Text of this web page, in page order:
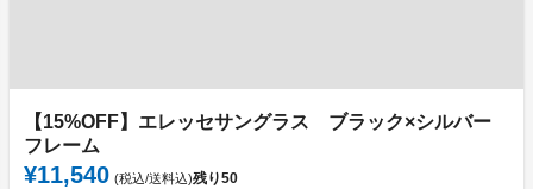
【15%OFF】エレッセサングラス ブラック×シルバー
フレーム
¥11,540 (税込/送料込)残り50